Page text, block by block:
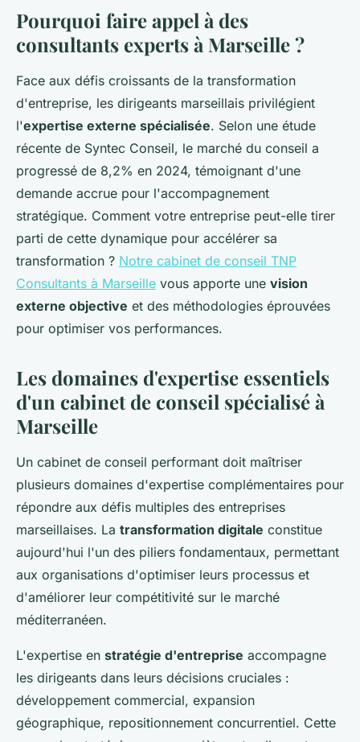
Pourquoi faire appel à des
consultants experts à Marseille ?
Face aux défis croissants de la transformation
d'entreprise, les dirigeants marseillais privilégient
l'expertise externe spécialisée. Selon une étude
récente de Syntec Conseil, le marché du conseil a
progressé de 8,2% en 2024, témoignant d'une
demande accrue pour l'accompagnement
stratégique. Comment votre entreprise peut-elle tirer
parti de cette dynamique pour accélérer sa
transformation ? Notre cabinet de conseil TNP
Consultants à Marseille vous apporte une vision
externe objective et des méthodologies éprouvées
pour optimiser vos performances.
Les domaines d'expertise essentiels
d'un cabinet de conseil spécialisé à
Marseille
Un cabinet de conseil performant doit maîtriser
plusieurs domaines d'expertise complémentaires pour
répondre aux défis multiples des entreprises
marseillaises. La transformation digitale constitue
aujourd'hui l'un des piliers fondamentaux, permettant
aux organisations d'optimiser leurs processus et
d'améliorer leur compétitivité sur le marché
méditerranéen.
L'expertise en stratégie d'entreprise accompagne
les dirigeants dans leurs décisions cruciales :
développement commercial, expansion
géographique, repositionnement concurrentiel. Cette